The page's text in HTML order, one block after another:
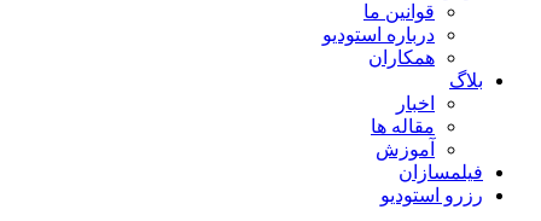
قوانین ما
درباره استودیو
همکاران
بلاگ
اخبار
مقاله ها
آموزش
فیلمسازان
رزرو استودیو